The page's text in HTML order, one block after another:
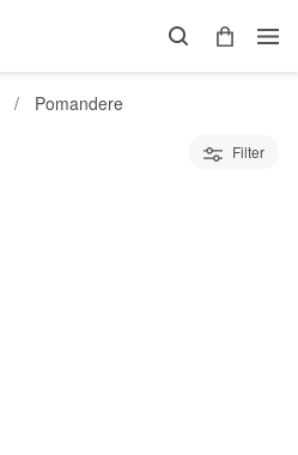
Pomandere
Filter